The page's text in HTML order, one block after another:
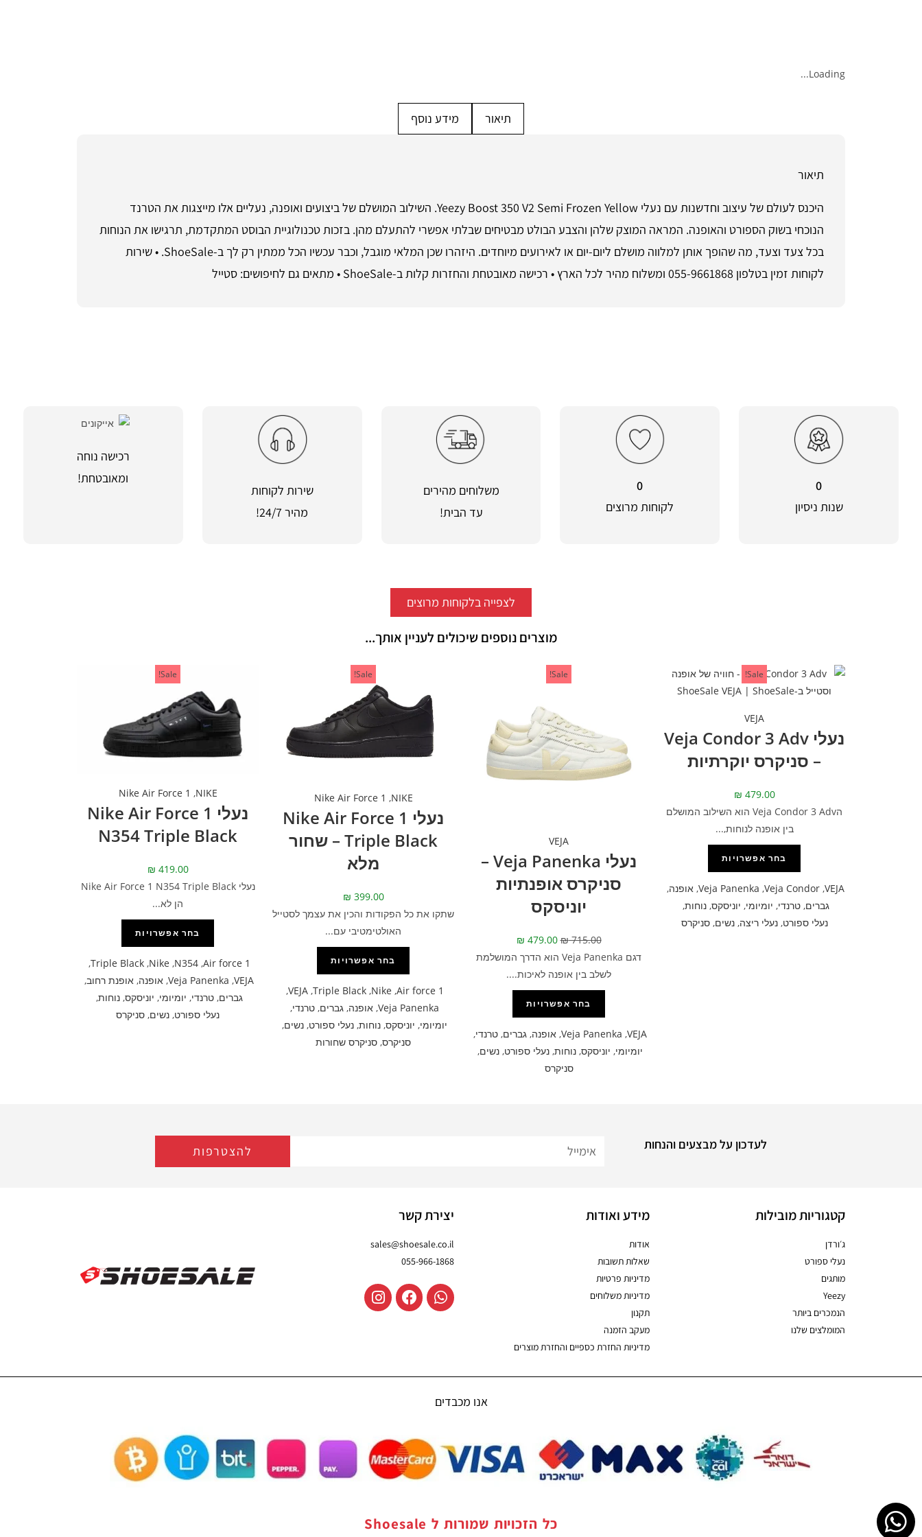
Loading...
תיאור מידע נוסף
תיאור
היכנס לעולם של עיצוב וחדשנות עם נעלי Yeezy Boost 350 V2 Semi Frozen Yellow. השילוב המושלם של ביצועים ואופנה, נעליים אלו מייצגות את הטרנד
הנוכחי בשוק הספורט והאופנה. המראה המוצק שלהן והצבע הבולט מבטיחים שבלתי אפשרי להתעלם מהן. בזכות טכנולוגיית הבוסט המתקדמת, תרגישו את הנוחות
בכל צעד וצעד, מה שהופך אותן למלווה מושלם ליום-יום או לאירועים מיוחדים. היזהרו שכן המלאי מוגבל, וכבר עכשיו הכל ממתין רק לך ב-ShoeSale. • שירות
לקוחות זמין בטלפון 055-9661868 ומשלוח מהיר לכל הארץ • רכישה מאובטחת והחזרות קלות ב-ShoeSale • מתאים גם לחיפושים: סטייל
0
שנות ניסיון
0
לקוחות מרוצים
משלוחים מהירים
עד הבית!
שירות לקוחות
מהיר 24/7!
רכישה נוחה
ומאובטחת!
לצפייה בלקוחות מרוצים
מוצרים נוספים שיכולים לעניין אותך...
Sale!
VEJA
נעלי Veja Condor 3 Adv
– סניקרס יוקרתיות
₪ 479.00
הVeja Condor 3 Adv הוא השילוב המושלם
בין אופנה לנוחות,...
בחר אפשרויות
VEJA
,
Veja Condor
,
Veja Panenka
, אופנה,
גברים,טרנדי, יומיומי, יוניסקס,נוחות,
נעלי ספורט,נעלי ריצה,נשים,סניקרס
Sale!
VEJA
נעלי Veja Panenka –
סניקרס אופנתיות
יוניסקס
₪715.00
₪ 479.00
דגם Veja Panenka הוא הדרך המושלמת
לשלב בין אופנה לאיכות....
בחר אפשרויות
VEJA
,
Veja Panenka
, אופנה, גברים, טרנדי,
יומיומי, יוניסקס, נוחות, נעלי ספורט, נשים,
סניקרס
Sale!
NIKE
,
Nike Air Force 1
נעלי Nike Air Force 1
Triple Black – שחור
מלא
₪ 399.00
שתקו את כל הפקודות והכין את עצמך לסטייל
האולטימטיבי עם...
בחר אפשרויות
Air force 1
,
Nike
,
Triple Black
,
VEJA
,
Veja Panenka
, אופנה, גברים, טרנדי,
יומיומי, יוניסקס, נוחות, נעלי ספורט, נשים,
סניקרס, סניקרס שחורות
Sale!
NIKE
,
Nike Air Force 1
נעלי Nike Air Force 1
N354 Triple Black
₪ 419.00
נעלי Nike Air Force 1 N354 Triple Black
הן לא...
בחר אפשרויות
Air force 1
,
N354
,
Nike
,
Triple Black
,
VEJA
,
Veja Panenka
, אופנה, אופנת רחוב,
גברים,טרנדי, יומיומי, יוניסקס,נוחות,
נעלי ספורט, נשים, סניקרס
לעדכון על מבצעים והנחות להצטרפות
קטגוריות מובילות
ג׳ורדן
נעלי ספורט
מותגים
Yeezy
הנמכרים ביותר
המומלצים שלנו
מידע ואודות
אודות
שאלות תשובות
מדיניות פרטיות
מדיניות משלוחים
תקנון
מעקב הזמנה
מדיניות החזרת כספיים והחזרת מוצרים
יצירת קשר
sales@shoesale.co.il
055-966-1868
אנו מכבדים
כל הזכויות שמורות ל Shoesale